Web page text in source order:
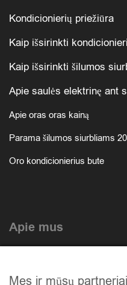
Kondicionierių priežiūra
Kaip išsirinkti
Kaip išsirinkti šilumos
Apie saulės elektrinę ant
Apie oras oras kainą
Parama šilumos siurbliams
Oro kondicionierius bute
Apie mus
Mes ir mūsų